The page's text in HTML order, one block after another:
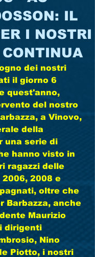
IL
I NOSTRI
il giorno 6
quest'anno,
del nostro
a Vinovo,
della
una serie di
hanno visto in
ragazzi delle
2008 e
oltre che
Barbazza, anche
Maurizio
dirigenti
Nino
Piotto, i nostri